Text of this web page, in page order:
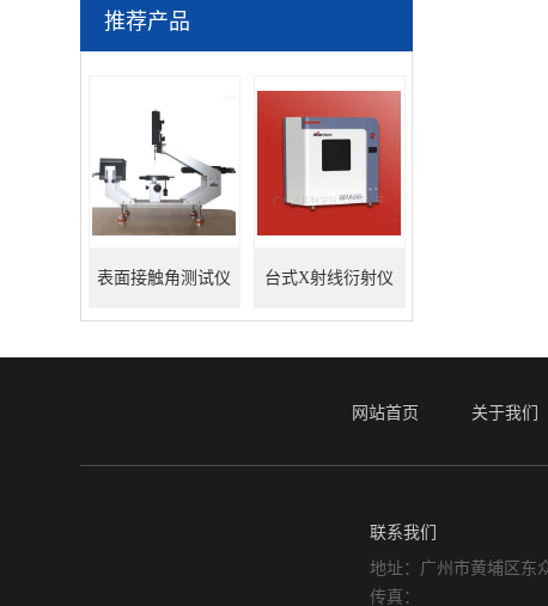
推荐产品
表面接触角测试仪 台式X射线衍射仪
网站首页 关于我们
联系我们
地址：广州市黄埔区东
传真：